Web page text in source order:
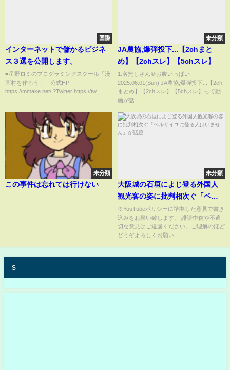
国際
インターネットで儲かるビジネ
ス３選を公開します。
■星野ロミのプログラミングスクール「漫
画村を作ろう！」公式HP
https://mmake.net/ ?Twitter https://tw...
未分類
JA農協,爆弾投下...【2chまと
め】【2chスレ】【5chスレ】
1:名無しさん＠お腹いっぱい
2025.06.01(Sun) JA農協,爆弾投下...【2ch
まとめ】【2chスレ】【5chスレ】って動
画が話...
未分類
この事件は忘れては行けない
未分類
大阪城の石垣によじ登る外国人
観光客の姿に批判相次ぐ「ベル
サイユに登る人はいません」が
話題
※YouTubeポリシーに準拠した意見で書き
込みをお願い致します。 誹謗中傷や不適
切な意見はご遠慮ください。ご理解のほど
どうぞよろしくお願い...
s